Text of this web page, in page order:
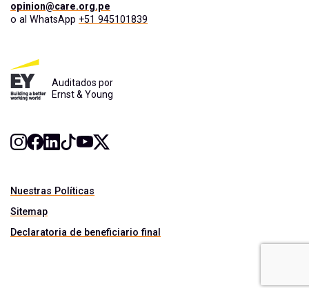
opinion@care.org.pe
o al WhatsApp +51 945101839
Auditados por
Ernst & Young
Nuestras Políticas
Sitemap
Declaratoria de beneficiario final